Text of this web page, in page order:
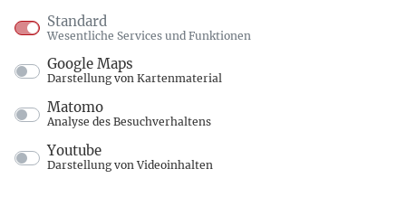
Ist die erste Erfahrung die der Arbeitslosigkeit,
so wird nicht die Misere der
Kommandowirtschaft, die zu dieser Situation
führte, angeprangert, vielmehr wird das neue
System verantwortlich gemacht. Wir haben
begriffen und müssen auch künftig begreifen,
Standard
Wesentliche Services und Funktionen
Google Maps
Darstellung von Kartenmaterial
Matomo
Analyse des Besuchverhaltens
Youtube
Darstellung von Videoinhalten